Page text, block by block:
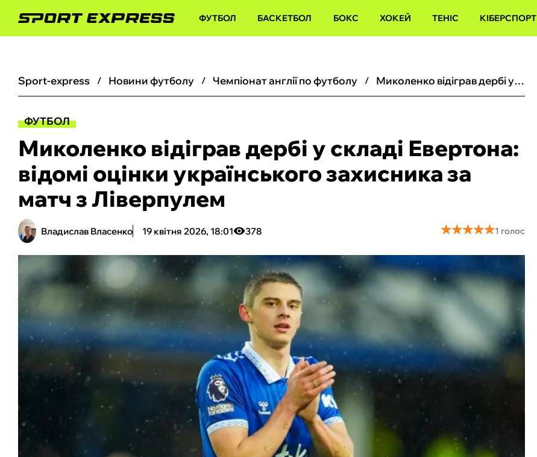
ФУТБОЛ БАСКЕТБОЛ БОКС ХОКЕЙ ТЕНІС КІБЕРСПОРТ
sport-express новини футболу чемпіонат англії по футболу Миколенко відіграв дербі у складі Евертона: відомі оцінки українського захисника за матч з Ліверпулем
ФУТБОЛ
Миколенко відіграв дербі у складі Евертона:
відомі оцінки українського захисника за
матч з Ліверпулем
Владислав Власенко 19 квітня 2026, 18:01 378 ★★★★★
★★★★★1 голос